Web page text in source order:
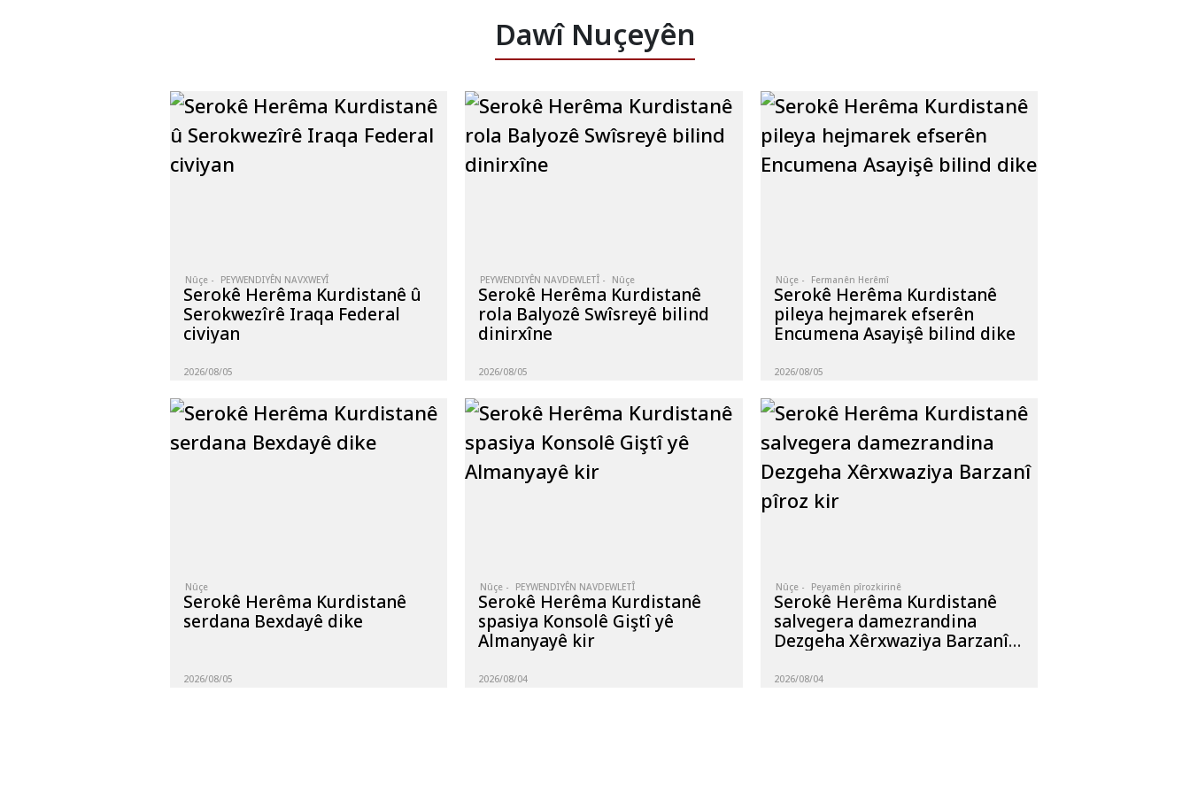
Dawî Nuçeyên
Nûçe - PEYWENDIYÊN NAVXWEYÎ
Serokê Herêma Kurdistanê û
Serokwezîrê Iraqa Federal
civiyan
2026/08/05
PEYWENDIYÊN NAVDEWLETÎ - Nûçe
Serokê Herêma Kurdistanê
rola Balyozê Swîsreyê bilind
dinirxîne
2026/08/05
Nûçe - Fermanên Herêmî
Serokê Herêma Kurdistanê
pileya hejmarek efserên
Encumena Asayişê bilind dike
2026/08/05
Nûçe
Serokê Herêma Kurdistanê
serdana Bexdayê dike
2026/08/05
Nûçe - PEYWENDIYÊN NAVDEWLETÎ
Serokê Herêma Kurdistanê
spasiya Konsolê Giştî yê
Almanyayê kir
2026/08/04
Nûçe - Peyamên pîrozkirinê
Serokê Herêma Kurdistanê
salvegera damezrandina
Dezgeha Xêrxwaziya Barzanî
2026/08/04